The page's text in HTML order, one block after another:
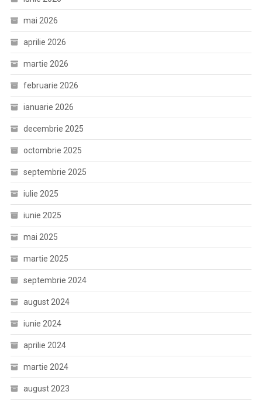
mai 2026
aprilie 2026
martie 2026
februarie 2026
ianuarie 2026
decembrie 2025
octombrie 2025
septembrie 2025
iulie 2025
iunie 2025
mai 2025
martie 2025
septembrie 2024
august 2024
iunie 2024
aprilie 2024
martie 2024
august 2023